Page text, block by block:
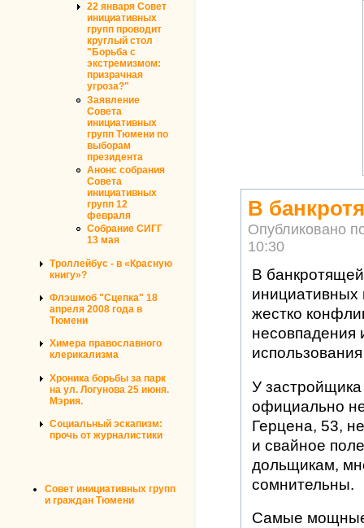
22 января Совет
инициативных
групп проводит
круглый стол
"Борьба с
экстремизмом:
призрачная
угроза?"
Заявление
Совета
инициативных
групп Тюмени по
выборам
президента
Анонс собрания
Совета
инициативных
групп 12
февраля
Собрание СИГГ
13 мая
Троллейбус - в «Красную
книгу»?
Флэшмоб "Сцепка" 18
апреля 2008 года в
Тюмени
Химера православного
клерикализма
Хроника борьбы за парк
на ул. Логунова 25 июня.
Мэрия.
Социальный эскапизм:
прочь от журналистики
Совет инициативных групп
и граждан Тюмени
В
Опубликовано
10:30
В
инициативных
жестко
несовпадения
У
официально
Герцена, 53,
и свайное
дольщикам,
сомнительны.
Самые мощные